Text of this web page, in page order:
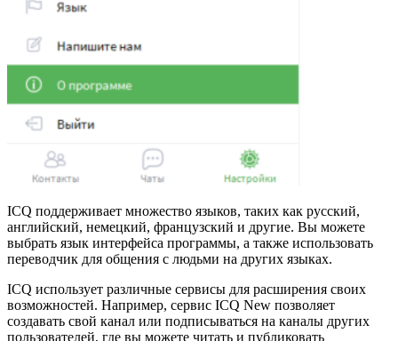
ICQ поддерживает множество языков, таких как русский,
английский, немецкий, французский и другие. Вы можете
выбрать язык интерфейса программы, а также использовать
переводчик для общения с людьми на других языках.
ICQ использует различные сервисы для расширения своих
возможностей. Например, сервис ICQ New позволяет
создавать свой канал или подписываться на каналы других
пользователей, где вы можете читать и публиковать